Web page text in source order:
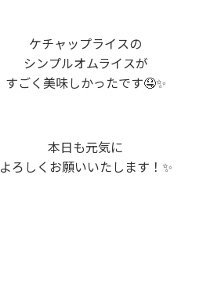
ケチャップライスの
シンプルオムライスが
すごく美味しかったです🤤✨
本日も元気に
よろしくお願いいたします！✨